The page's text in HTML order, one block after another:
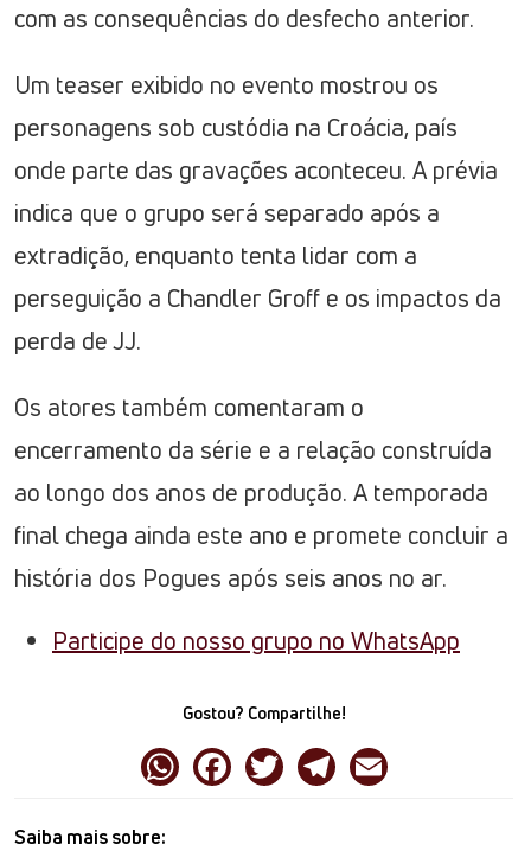
com as consequências do desfecho anterior.
Um teaser exibido no evento mostrou os
personagens sob custódia na Croácia, país
onde parte das gravações aconteceu. A prévia
indica que o grupo será separado após a
extradição, enquanto tenta lidar com a
perseguição a Chandler Groff e os impactos da
perda de JJ.
Os atores também comentaram o
encerramento da série e a relação construída
ao longo dos anos de produção. A temporada
final chega ainda este ano e promete concluir a
história dos Pogues após seis anos no ar.
Participe do nosso grupo no WhatsApp
Gostou? Compartilhe!
Saiba mais sobre: